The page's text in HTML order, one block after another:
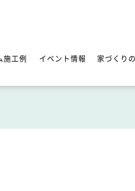
施工例 イベント情報 家づくり